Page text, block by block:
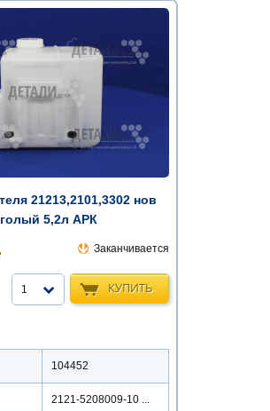
21213,2101,3302 нов
5,2л АРК
Заканчивается
КУПИТЬ
1
104452
2121-5208009-10 ...